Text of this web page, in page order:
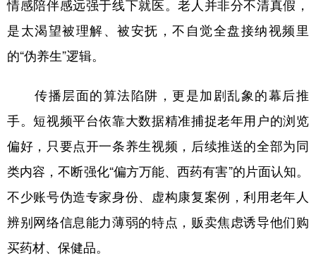
情感陪伴感远强于线下就医。老人并非分不清真假，
是太渴望被理解、被安抚，不自觉全盘接纳视频里
的“伪养生”逻辑。
传播层面的算法陷阱，更是加剧乱象的幕后推
手。短视频平台依靠大数据精准捕捉老年用户的浏览
偏好，只要点开一条养生视频，后续推送的全部为同
类内容，不断强化“偏方万能、西药有害”的片面认知。
不少账号伪造专家身份、虚构康复案例，利用老年人
辨别网络信息能力薄弱的特点，贩卖焦虑诱导他们购
买药材、保健品。